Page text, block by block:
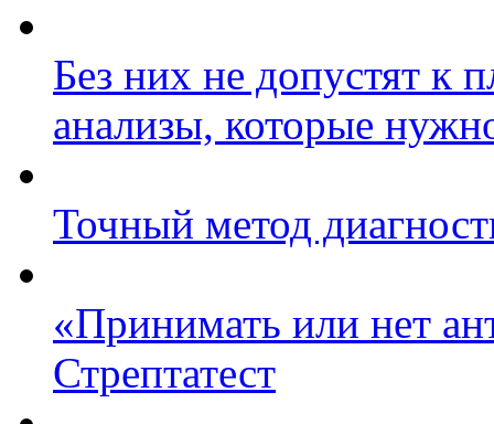
Без них не допустят к
анализы, которые
Точный метод
«Принимать или нет
Стрептатест